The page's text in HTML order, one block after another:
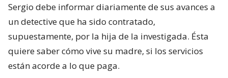
Sergio debe informar diariamente de sus avances a
un detective que ha sido contratado,
supuestamente, por la hija de la investigada. Ésta
quiere saber cómo vive su madre, si los servicios
están acorde a lo que paga.